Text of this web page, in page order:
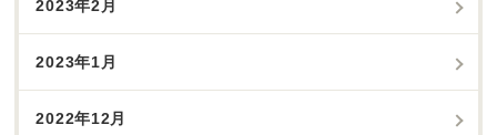
2023年2月
2023年1月
2022年12月